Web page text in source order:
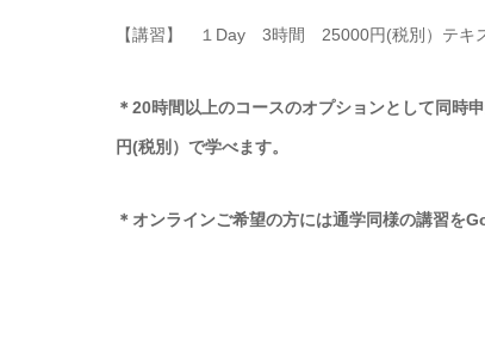
【講習】 １Day 3時間 25000円(税別）テキ
＊20時間以上のコースのオプションとして同
円(税別）で学べます。
＊オンラインご希望の方には通学同様の講習を